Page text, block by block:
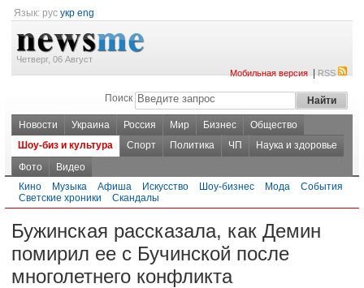
Язык: рус укр eng
Четверг, 06 Август
Мобильная версия|RSS
Поиск
Новости Украина Россия Мир Бизнес
Общество
Шоу-биз и культура
Спорт Политика ЧП
Наука и здоровье
Фото
Видео
Кино
Музыка Афиша Искусство Шоу-бизнес Мода
События
Светские хроники
Скандалы
Бужинская рассказала, как Демин
помирил ее с Бучинской после
многолетнего конфликта